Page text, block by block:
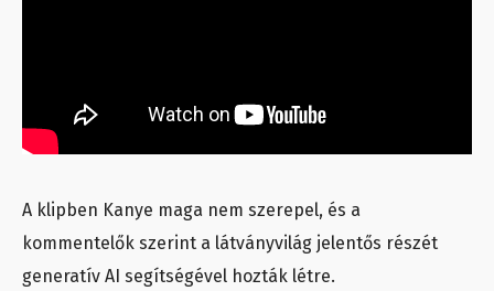
A klipben Kanye maga nem szerepel, és a
kommentelők szerint a látványvilág jelentős részét
generatív AI segítségével hozták létre.